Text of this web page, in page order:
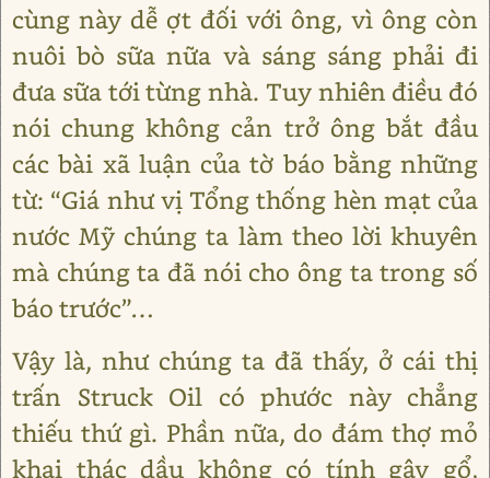
cùng này dễ ợt đối với ông, vì ông còn
nuôi bò sữa nữa và sáng sáng phải đi
đưa sữa tới từng nhà. Tuy nhiên điều đó
nói chung không cản trở ông bắt đầu
các bài xã luận của tờ báo bằng những
từ: “Giá như vị Tổng thống hèn mạt của
nước Mỹ chúng ta làm theo lời khuyên
mà chúng ta đã nói cho ông ta trong số
báo trước”…
Vậy là, như chúng ta đã thấy, ở cái thị
trấn Struck Oil có phước này chẳng
thiếu thứ gì. Phần nữa, do đám thợ mỏ
khai thác dầu không có tính gây gổ,